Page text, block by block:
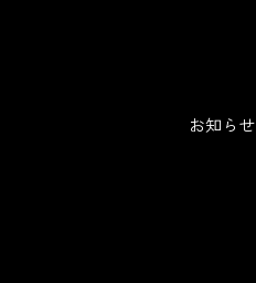
お知らせ